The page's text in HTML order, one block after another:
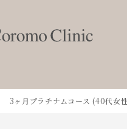
3ヶ月プラチナムコース (40代女